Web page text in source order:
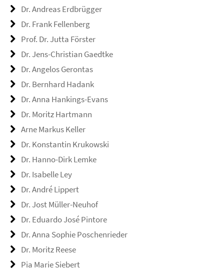
Dr. Andreas Erdbrügger
Dr. Frank Fellenberg
Prof. Dr. Jutta Förster
Dr. Jens-Christian Gaedtke
Dr. Angelos Gerontas
Dr. Bernhard Hadank
Dr. Anna Hankings-Evans
Dr. Moritz Hartmann
Arne Markus Keller
Dr. Konstantin Krukowski
Dr. Hanno-Dirk Lemke
Dr. Isabelle Ley
Dr. André Lippert
Dr. Jost Müller-Neuhof
Dr. Eduardo José Pintore
Dr. Anna Sophie Poschenrieder
Dr. Moritz Reese
Pia Marie Siebert